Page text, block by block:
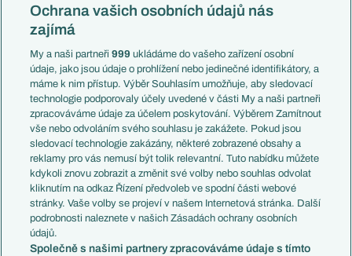
Mistrovství světa
Liga národů
Témata
Představení týmů MS
EuroSkauting
PL v kostce
Evropské koeficienty
Přestupy
Přestupové spekulace
Zranění
Kluby
Arsenal FC
Chelsea FC
Manchester United
Česko
Francie
Itálie
Německo
Španělsko
Argentina
Brazílie
Přestupy
Zápasy
Livescore
Tipovací soutěž
Ochrana vašich osobních údajů nás
zajímá
My a naši partneři999 ukládáme do vašeho zařízení osobní
údaje, jako jsou údaje o prohlížení nebo jedinečné identifikátory, a
máme k nim přístup. Výběr Souhlasím umožňuje, aby sledovací
technologie podporovaly účely uvedené v části My a naši partneři
zpracováváme údaje za účelem poskytování. Výběrem Zamítnout
vše nebo odvoláním svého souhlasu je zakážete. Pokud jsou
sledovací technologie zakázány, některé zobrazené obsahy a
reklamy pro vás nemusí být tolik relevantní. Tuto nabídku můžete
kdykoli znovu zobrazit a změnit své volby nebo souhlas odvolat
kliknutím na odkaz Řízení předvoleb ve spodní části webové
stránky. Vaše volby se projeví v našem Internetová stránka. Další
podrobnosti naleznete v našich Zásadách ochrany osobních
údajů.
Společně s našimi partnery zpracováváme údaje s tímto